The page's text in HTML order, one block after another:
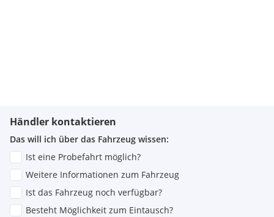
Händler kontaktieren
Das will ich über das Fahrzeug wissen:
Ist eine Probefahrt möglich?
Weitere Informationen zum Fahrzeug
Ist das Fahrzeug noch verfügbar?
Besteht Möglichkeit zum Eintausch?